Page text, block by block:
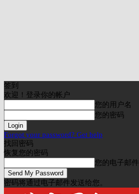
签到
欢迎！登录你的帐户
您的用户名
您的密码
Forgot your password? Get help
找回密码
恢复您的密码
您的电子邮件
密码将通过电子邮件发送给您。